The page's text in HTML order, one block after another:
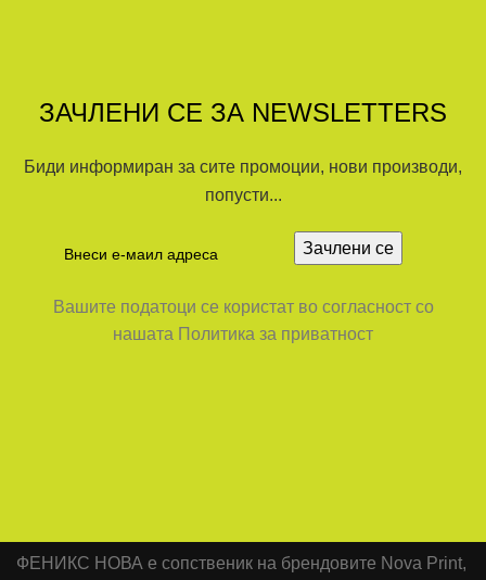
ЗАЧЛЕНИ СЕ ЗА NEWSLETTERS
Биди информиран за сите промоции, нови производи,
попусти...
Вашите податоци се користат во согласност со
нашата Политика за приватност
ФЕНИКС НОВА е сопственик на брендовите Nova Print,